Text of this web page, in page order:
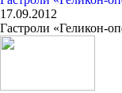
17.09.2012
Гастроли «Геликон-